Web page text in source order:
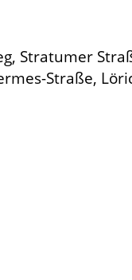
Stratumer
Straße,